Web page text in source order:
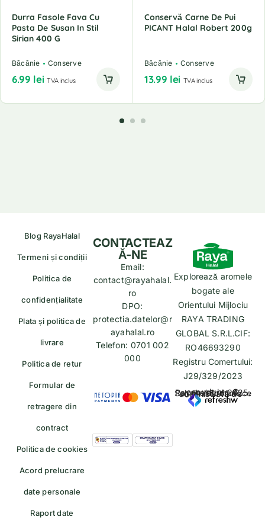
Durra Fasole Fava Cu
Pasta De Susan In Stil
Sirian 400 G
Băcănie Conserve
6.99 lei TVA inclus
Conservă Carne De Pui
PICANT Halal Robert 200g
Băcănie Conserve
13.99 lei TVA inclus
Blog RayaHalal
Termeni și condiții
Politica de
confidențialitate
Plata și politica de
livrare
Politica de retur
Formular de
retragere din
contract
Politica de cookies
Acord prelucrare
date personale
Raport date
Explorează aromele
bogate ale
Orientului Mijlociu
RAYA TRADING
GLOBAL S.R.L.CIF:
RO46693290
Registru Comertului:
J29/329/2023
copyrights © Rayahalal.ro 2025. Soluție eCommerce administrată de
CONTACTEAZ
Ă-NE
Email:
contact@rayahalal.
ro
DPO:
protectia.datelor@r
ayahalal.ro
Telefon: 0701 002
000